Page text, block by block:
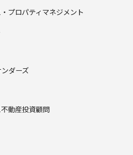
プロパティマネジメント
ダーズ
動産投資顧問